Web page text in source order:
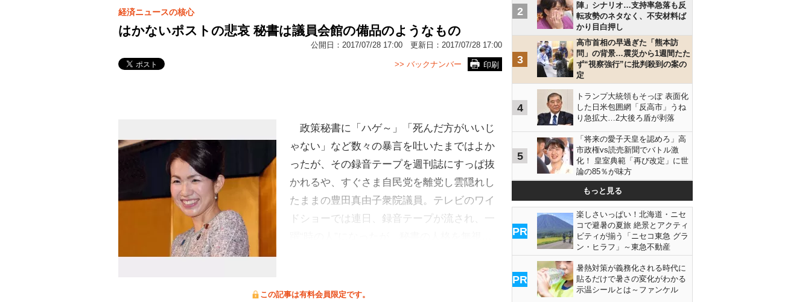
経済ニュースの核心
はかないポストの悲哀 秘書は議員会館の備品のようなもの
公開日： 2017/07/28 17:00 更新日： 2017/07/28 17:00
印刷
>> バックナンバー
政策秘書に「ハゲ～」「死んだ方がいいじ
ゃない」など数々の暴言を吐いたまではよか
ったが、その録音テープを週刊誌にすっぱ抜
かれるや、すぐさま自民党を離党し雲隠れし
たままの豊田真由子衆院議員。テレビのワイ
ドショーでは連日、録音テープが流され、一
この記事は有料会員限定です。
2
陣」シナリオ…支持率急落も反
転攻勢のネタなく、不安材料ば
かり目白押し
3
高市首相の早過ぎた「熊本訪
問」の背景…震災から1週間たた
ず“視察強行”に批判殺到の案の
定
4
トランプ大統領もそっぽ 表面化
した日米包囲網「反高市」うね
り急拡大…2大後ろ盾が剥落
5
「将来の愛子天皇を認めろ」高
市政権vs読売新聞でバトル激
化！ 皇室典範「再び改定」に世
論の85％が味方
もっと見る
PR
楽しさいっぱい！北海道・ニセ
コで避暑の夏旅 絶景とアクティ
ビティが揃う「ニセコ東急 グラ
ン・ヒラフ」～東急不動産
PR
暑熱対策が義務化される時代に
貼るだけで暑さの変化がわかる
示温シールとは～ファンケル